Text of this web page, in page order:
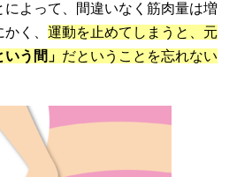
よって、間違いなく筋肉量は増
く、 運動を止めてしまうと、元
いう間」 だということを忘れない